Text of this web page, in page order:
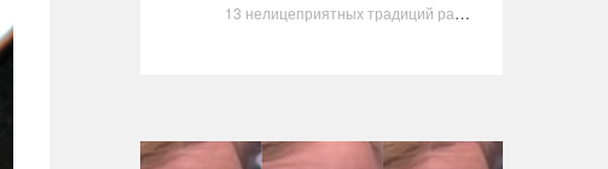
13 нелицеприятных традиций разных стран, которые могут шокировать неподготовленного человека